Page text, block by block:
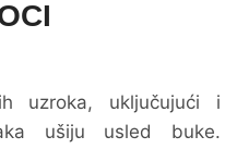
uzroka, uključujući i
ušiju usled buke.